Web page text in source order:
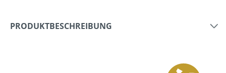
PRODUKTBESCHREIBUNG